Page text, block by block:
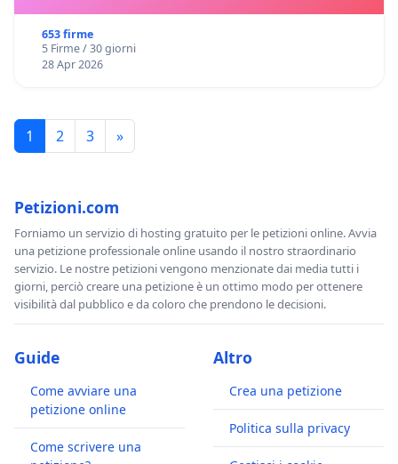
653 firme
5 Firme / 30 giorni
28 Apr 2026
1 2 3 »
Petizioni.com
Forniamo un servizio di hosting gratuito per le petizioni online. Avvia
una petizione professionale online usando il nostro straordinario
servizio. Le nostre petizioni vengono menzionate dai media tutti i
giorni, perciò creare una petizione è un ottimo modo per ottenere
visibilità dal pubblico e da coloro che prendono le decisioni.
Guide
Come avviare una
petizione online
Come scrivere una
Altro
Crea una petizione
Politica sulla privacy